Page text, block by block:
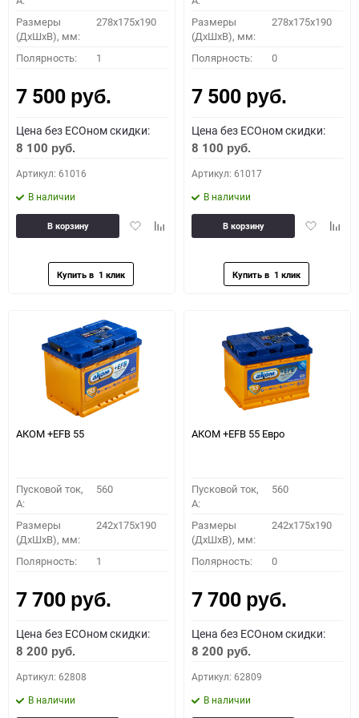
Размеры
(ДхШхВ), мм:
278x175x190
Полярность: 1
7 500 руб.
Цена без ECOном скидки:
8 100 руб.
Артикул: 61016
В наличии
ДобавитьДобавить
В корзину
Размеры
(ДхШхВ), мм:
278x175x190
Полярность: 0
7 500 руб.
Цена без ECOном скидки:
8 100 руб.
Артикул: 61017
В наличии
Добавить
В корзину
АКОМ +EFB 55
Пусковой ток,
A:
560
Размеры
(ДхШхВ), мм:
242x175x190
Полярность: 1
7 700 руб.
Цена без ECOном скидки:
8 200 руб.
Артикул: 62808
В наличии
АКОМ +EFB 55 Евро
Пусковой ток,
A:
560
Размеры
(ДхШхВ), мм:
242x175x190
Полярность: 0
7 700 руб.
Цена без ECOном скидки:
8 200 руб.
Артикул: 62809
В наличии